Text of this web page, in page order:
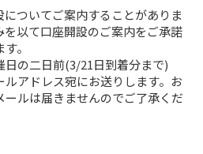
ついてご案内することがありま
以て口座開設のご案内をご承諾
。
の二日前(3/21日到着分まで)
アドレス宛にお送りします。お
ルは届きませんのでご了承くだ